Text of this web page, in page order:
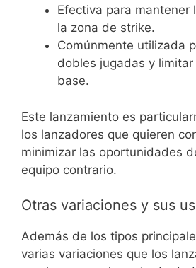
Efectiva para mantener
la zona de strike.
Comúnmente utilizada
dobles jugadas y
base.
Este lanzamiento es
los lanzadores que quieren
minimizar las oportunidades
equipo contrario.
Otras variaciones y sus
Además de los tipos
varias variaciones que los